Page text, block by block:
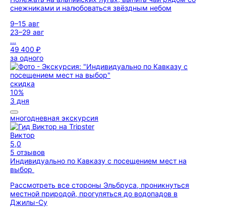
снежниками и налюбоваться звёздным небом
9–15 авг
23–29 авг
...
49 400 ₽
за одного
скидка
10%
3 дня
многодневная экскурсия
Виктор
5,0
5 отзывов
Индивидуально по Кавказу с посещением мест на
выбор
Рассмотреть все стороны Эльбруса, проникнуться
местной природой, прогуляться до водопадов в
Джилы-Су